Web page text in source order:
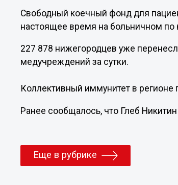
Свободный коечный фонд для
настоящее время на больничном по
227 878 нижегородцев уже
медучреждений за сутки.
Коллективный иммунитет в регионе
Ранее сообщалось, что Глеб Никитин
Еще в рубрике